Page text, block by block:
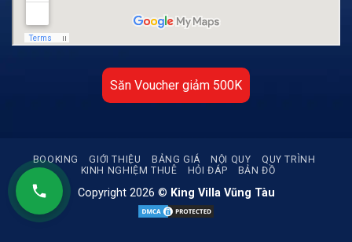
Săn Voucher giảm 500K
BOOKING GIỚI THIỆU BẢNG GIÁ NỘI QUY
QUY TRÌNH
KINH NGHIỆM THUÊ
HỎI ĐÁP BẢN ĐỒ
Copyright 2026 © King Villa Vũng Tàu